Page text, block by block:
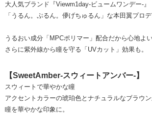
大人気ブランド『Viewm1day-ビュームワンデー-』
「うるん。ぷるん。儚げちゅるん」な本田翼プロ
うるおい成分「MPCポリマー」配合だから心地よい
さらに紫外線から瞳を守る「UVカット」効果も。
【SweetAmber-スウィートアンバー-】
スウィートで華やかな瞳
アクセントカラーの琥珀色とナチュラルなブラウ
瞳を華やかな印象に。